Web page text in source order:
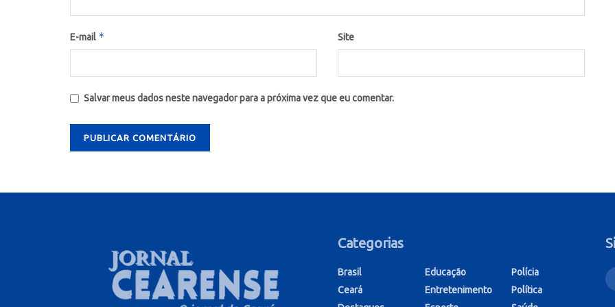
E-mail * Site
Salvar meus dados neste navegador para a próxima vez que eu comentar.
Categorias
Brasil
Ceará
Educação
Entretenimento
Polícia
Política